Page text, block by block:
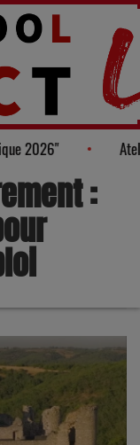
la politique 2026"
: